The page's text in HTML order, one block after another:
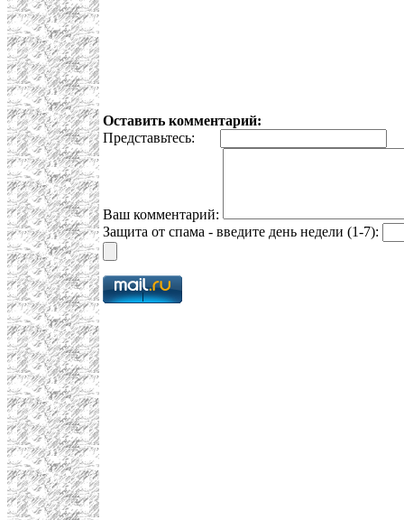
Оставить комментарий:
Представьтесь:
Ваш комментарий:
Защита от спама - введите день недели (1-7):